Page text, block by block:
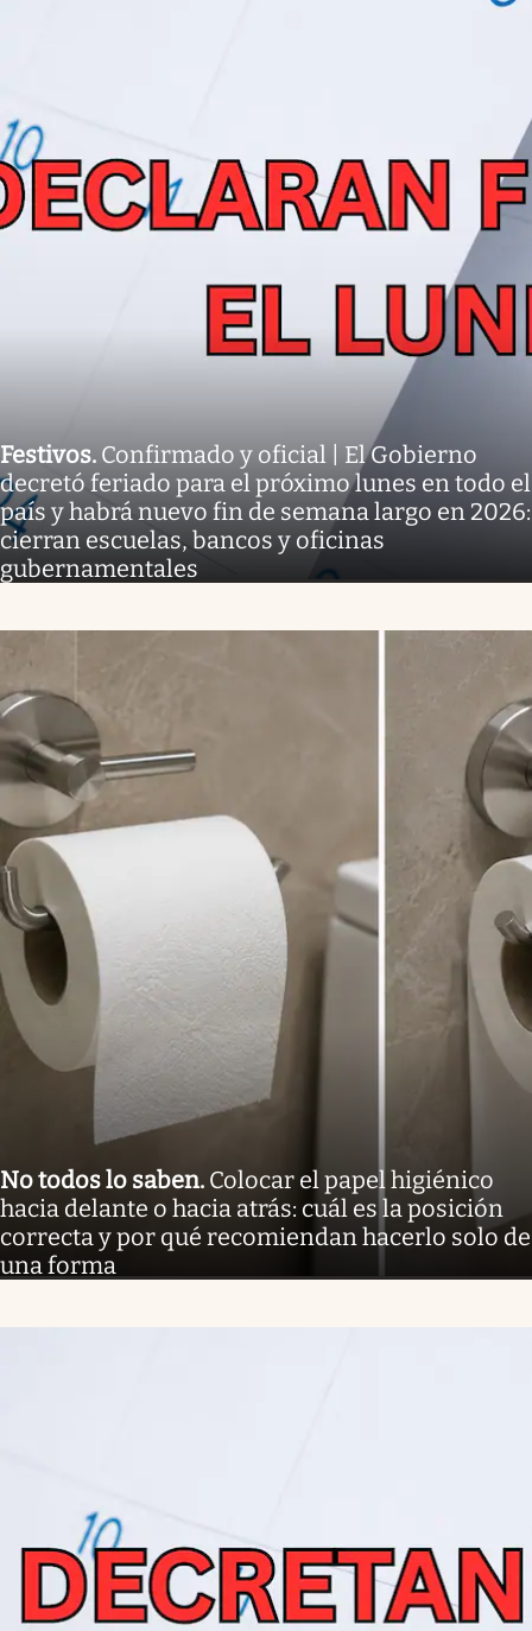
Festivos. Confirmado y oficial | El Gobierno
decretó feriado para el próximo lunes en todo el
país y habrá nuevo fin de semana largo en 2026:
cierran escuelas, bancos y oficinas
gubernamentales
No todos lo saben. Colocar el papel higiénico
hacia delante o hacia atrás: cuál es la posición
correcta y por qué recomiendan hacerlo solo de
una forma